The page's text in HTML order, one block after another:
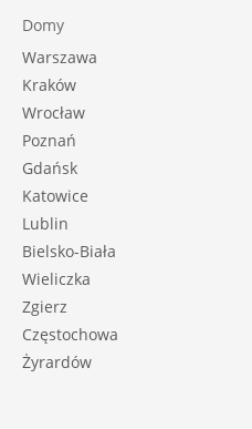
Domy
Warszawa
Kraków
Wrocław
Poznań
Gdańsk
Katowice
Lublin
Bielsko-Biała
Wieliczka
Zgierz
Częstochowa
Żyrardów